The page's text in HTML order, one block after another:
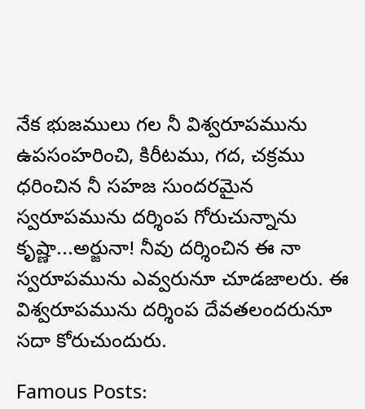
నేక భుజములు గల నీ విశ్వరూపమును
ఉపసంహరించి, కిరీటము, గద, చక్రము
ధరించిన నీ సహజ సుందరమైన
స్వరూపమును దర్శింప గోరుచున్నాను
కృష్ణా...అర్జునా! నీవు దర్శించిన ఈ నా
స్వరూపమును ఎవ్వరునూ చూడజాలరు. ఈ
విశ్వరూపమును దర్శింప దేవతలందరునూ
సదా కోరుచుందురు.
Famous Posts: